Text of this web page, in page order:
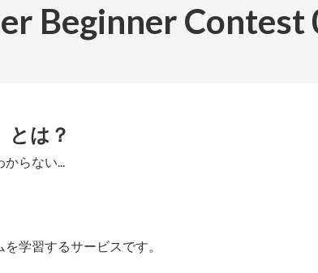
Beginner Contest
とは？
らない...
学習するサービスです。